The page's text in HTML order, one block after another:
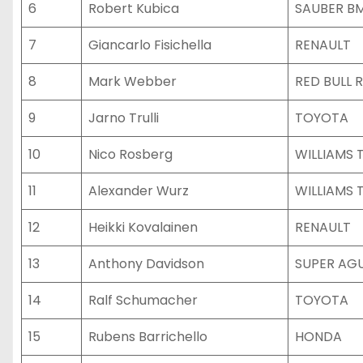
6 Robert Kubica
SAUBER
7
Giancarlo Fisichella
RENAULT
8
Mark Webber
RED BULL
9
Jarno Trulli
TOYOTA
10
Nico Rosberg
WILLIAMS
11
Alexander Wurz
WILLIAMS
12
Heikki Kovalainen
RENAULT
13
Anthony Davidson
SUPER
14
Ralf Schumacher
TOYOTA
15
Rubens Barrichello HONDA